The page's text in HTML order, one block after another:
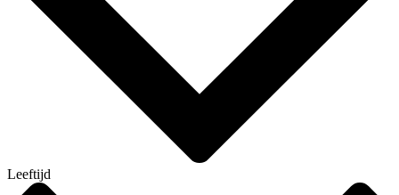
Leeftijd